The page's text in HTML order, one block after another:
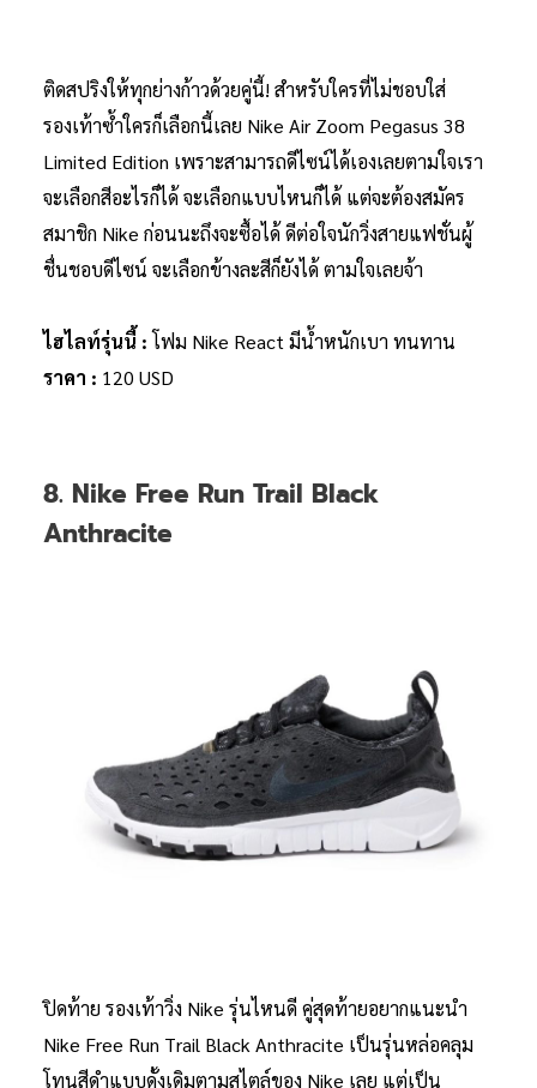
ติดสปริงให้ทุกย่างก้าวด้วยคู่นี้! สำหรับใครที่ไม่ชอบใส่
รองเท้าซ้ำใครก็เลือกนี้เลย Nike Air Zoom Pegasus 38
Limited Edition เพราะสามารถดีไซน์ได้เองเลยตามใจเรา
จะเลือกสีอะไรก็ได้ จะเลือกแบบไหนก็ได้ แต่จะต้องสมัคร
สมาชิก Nike ก่อนนะถึงจะซื้อได้ ดีต่อใจนักวิ่งสายแฟชั่นผู้
ชื่นชอบดีไซน์ จะเลือกข้างละสีก็ยังได้ ตามใจเลยจ้า
ไฮไลท์รุ่นนี้ : โฟม Nike React มีน้ำหนักเบา ทนทาน
ราคา : 120 USD
8. Nike Free Run Trail Black
Anthracite
ปิดท้าย รองเท้าวิ่ง Nike รุ่นไหนดี คู่สุดท้ายอยากแนะนำ
Nike Free Run Trail Black Anthracite เป็นรุ่นหล่อคลุม
โทนสีดำแบบดั้งเดิมตามสไตล์ของ Nike เลย แต่เป็น